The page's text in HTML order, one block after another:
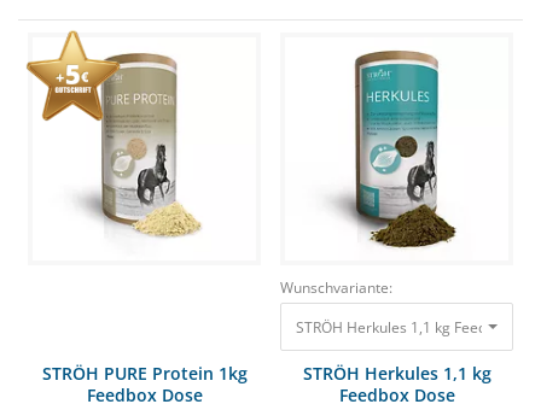
STRÖH PURE Protein 1kg
Feedbox Dose
Wunschvariante:
STRÖH Herkules 1,1 kg Feedbox
STRÖH Herkules 1,1 kg
Feedbox Dose